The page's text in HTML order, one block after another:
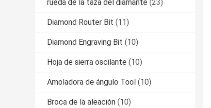
rueda de la taza del diamante (23)
Diamond Router Bit (11)
Diamond Engraving Bit (10)
Hoja de sierra oscilante (10)
Amoladora de ángulo Tool (10)
Broca de la aleación (10)